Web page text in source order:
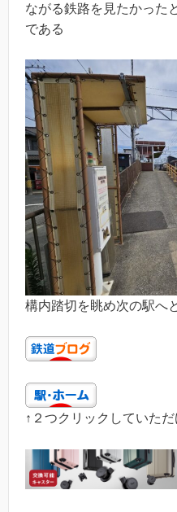
ながる鉄路を見たかった
である
構内踏切を眺め次の駅へ
↑２つクリックしていた